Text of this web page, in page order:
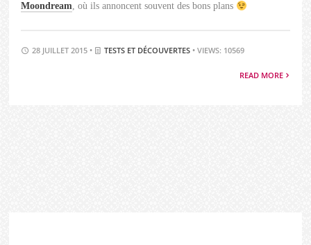
Moondream, où ils annoncent souvent des bons plans
28 JUILLET 2015 • TESTS ET DÉCOUVERTES • VIEWS: 10569
READ MORE